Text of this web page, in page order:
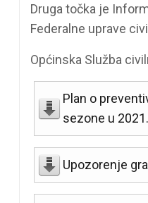
Druga točka je
Federalne uprave
Općinska Služba
Plan o
sezone u
Upozorenje